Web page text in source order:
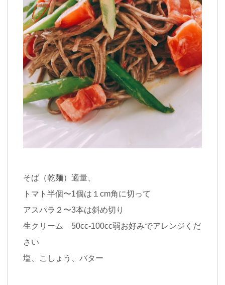
そば（乾麺）適量、
トマト半個〜1個は１cm角に切って
アスパラ２〜3本は斜め切り
生クリーム 50cc-100cc弱お好みでアレンジくだ
さい
塩、こしょう、バター